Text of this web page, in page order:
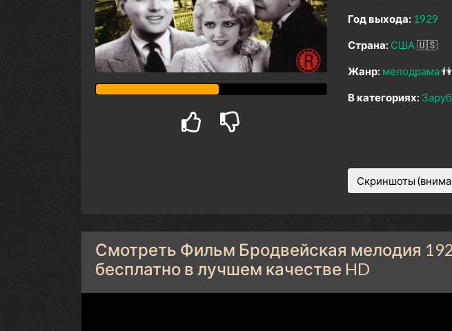
Год выхода: 1929
Страна: США🇺🇸
Жанр: мелодрама👫
В категориях:
Скриншоты
Смотреть Фильм Бродвейская мелодия
бесплатно в лучшем качестве HD